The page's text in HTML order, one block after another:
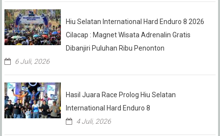
Hiu Selatan International Hard Enduro 8 2026
Cilacap : Magnet Wisata Adrenalin Gratis
Dibanjiri Puluhan Ribu Penonton
6 Juli, 2026
Hasil Juara Race Prolog Hiu Selatan
International Hard Enduro 8
4 Juli, 2026